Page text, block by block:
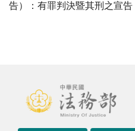
告）：有罪判決暨其刑之宣告